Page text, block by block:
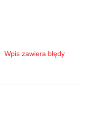
Wpis zawiera błędy